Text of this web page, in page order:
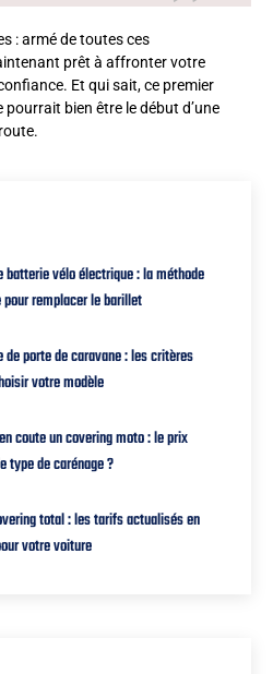
: armé de toutes ces
prêt à affronter votre
Et qui sait, ce premier
bien être le début d’une
batterie vélo électrique : la méthode
remplacer le barillet
de porte de caravane : les critères
votre modèle
coute un covering moto : le prix
type de carénage ?
total : les tarifs actualisés en
votre voiture